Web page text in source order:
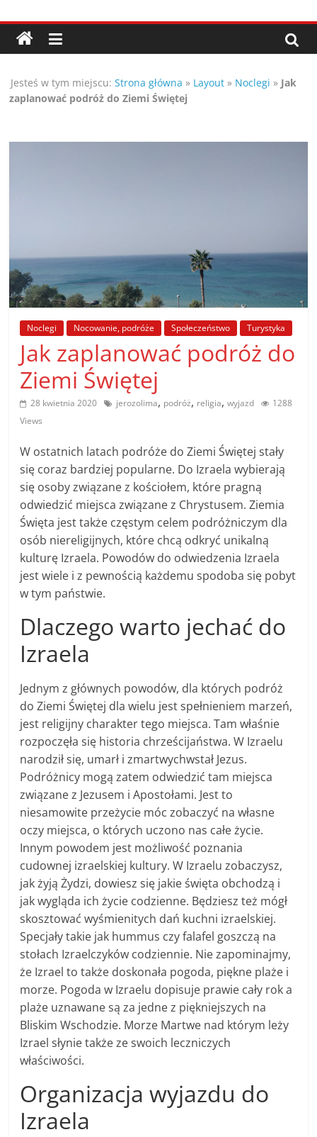
do
treści
Porady,
wskazówki
oraz
ciekawe
poznaj
te
poradniki.
Porady
praktyczne
porady
wskazówki
poradniki
na
każdy
temat
Jesteś w tym miejscu: Strona główna » Layout » Noclegi » Jak
zaplanować podróż do Ziemi Świętej
Noclegi Nocowanie, podróże Społeczeństwo Turystyka
Jak zaplanować podróż do
Ziemi Świętej
28 kwietnia 2020 jerozolima, podróż, religia,wyjazd
1288
Views
W ostatnich latach podróże do Ziemi Świętej stały
się coraz bardziej popularne. Do Izraela wybierają
się osoby związane z kościołem, które pragną
odwiedzić miejsca związane z Chrystusem. Ziemia
Święta jest także częstym celem podróżniczym dla
osób niereligijnych, które chcą odkryć unikalną
kulturę Izraela. Powodów do odwiedzenia Izraela
jest wiele i z pewnością każdemu spodoba się pobyt
w tym państwie.
Dlaczego warto jechać do
Izraela
Jednym z głównych powodów, dla których podróż
do Ziemi Świętej dla wielu jest spełnieniem marzeń,
jest religijny charakter tego miejsca. Tam właśnie
rozpoczęła się historia chrześcijaństwa. W Izraelu
narodził się, umarł i zmartwychwstał Jezus.
Podróżnicy mogą zatem odwiedzić tam miejsca
związane z Jezusem i Apostołami. Jest to
niesamowite przeżycie móc zobaczyć na własne
oczy miejsca, o których uczono nas całe życie.
Innym powodem jest możliwość poznania
cudownej izraelskiej kultury. W Izraelu zobaczysz,
jak żyją Żydzi, dowiesz się jakie święta obchodzą i
jak wygląda ich życie codzienne. Będziesz też mógł
skosztować wyśmienitych dań kuchni izraelskiej.
Specjały takie jak hummus czy falafel goszczą na
stołach Izraelczyków codziennie. Nie zapominajmy,
że Izrael to także doskonała pogoda, piękne plaże i
morze. Pogoda w Izraelu dopisuje prawie cały rok a
plaże uznawane są za jedne z piękniejszych na
Bliskim Wschodzie. Morze Martwe nad którym leży
Izrael słynie także ze swoich leczniczych
właściwości.
Organizacja wyjazdu do
Izraela